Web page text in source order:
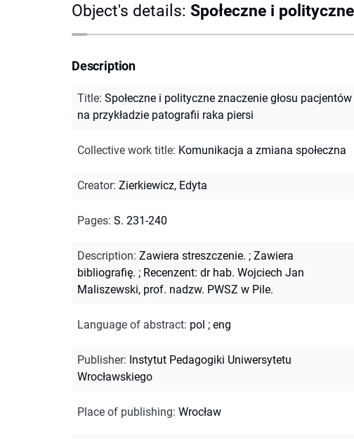
Object's details: Społeczne i
Description
Title: Społeczne i polityczne znaczenie głosu pacjentów
na przykładzie patografii raka piersi
Collective work title: Komunikacja a zmiana społeczna
Creator: Zierkiewicz, Edyta
Pages: S. 231-240
Description: Zawiera streszczenie. ; Zawiera
bibliografię. ; Recenzent: dr hab. Wojciech Jan
Maliszewski, prof. nadzw. PWSZ w Pile.
Language of abstract: pol ; eng
Publisher: Instytut Pedagogiki Uniwersytetu
Wrocławskiego
Place of publishing: Wrocław